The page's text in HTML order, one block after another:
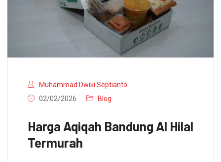
Muhammad Dwiki Septianto
02/02/2026
Blog
Harga Aqiqah Bandung Al Hilal
Termurah